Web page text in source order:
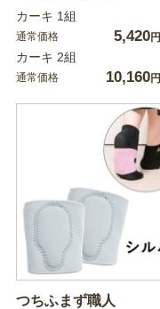
カーキ 1組
通常価格 5,420円
カーキ 2組
通常価格 10,160円
つちふまず職人